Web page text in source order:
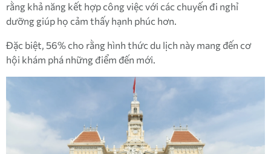
rằng khả năng kết hợp công việc với các chuyến đi nghỉ
dưỡng giúp họ cảm thấy hạnh phúc hơn.
Đặc biệt, 56% cho rằng hình thức du lịch này mang đến cơ
hội khám phá những điểm đến mới.